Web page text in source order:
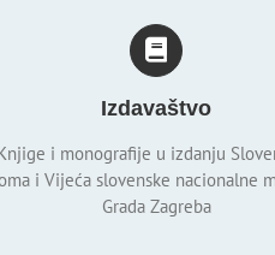
Izdavaštvo
i monografije u izdanju
i Vijeća slovenske nacionalne
Grada Zagreba